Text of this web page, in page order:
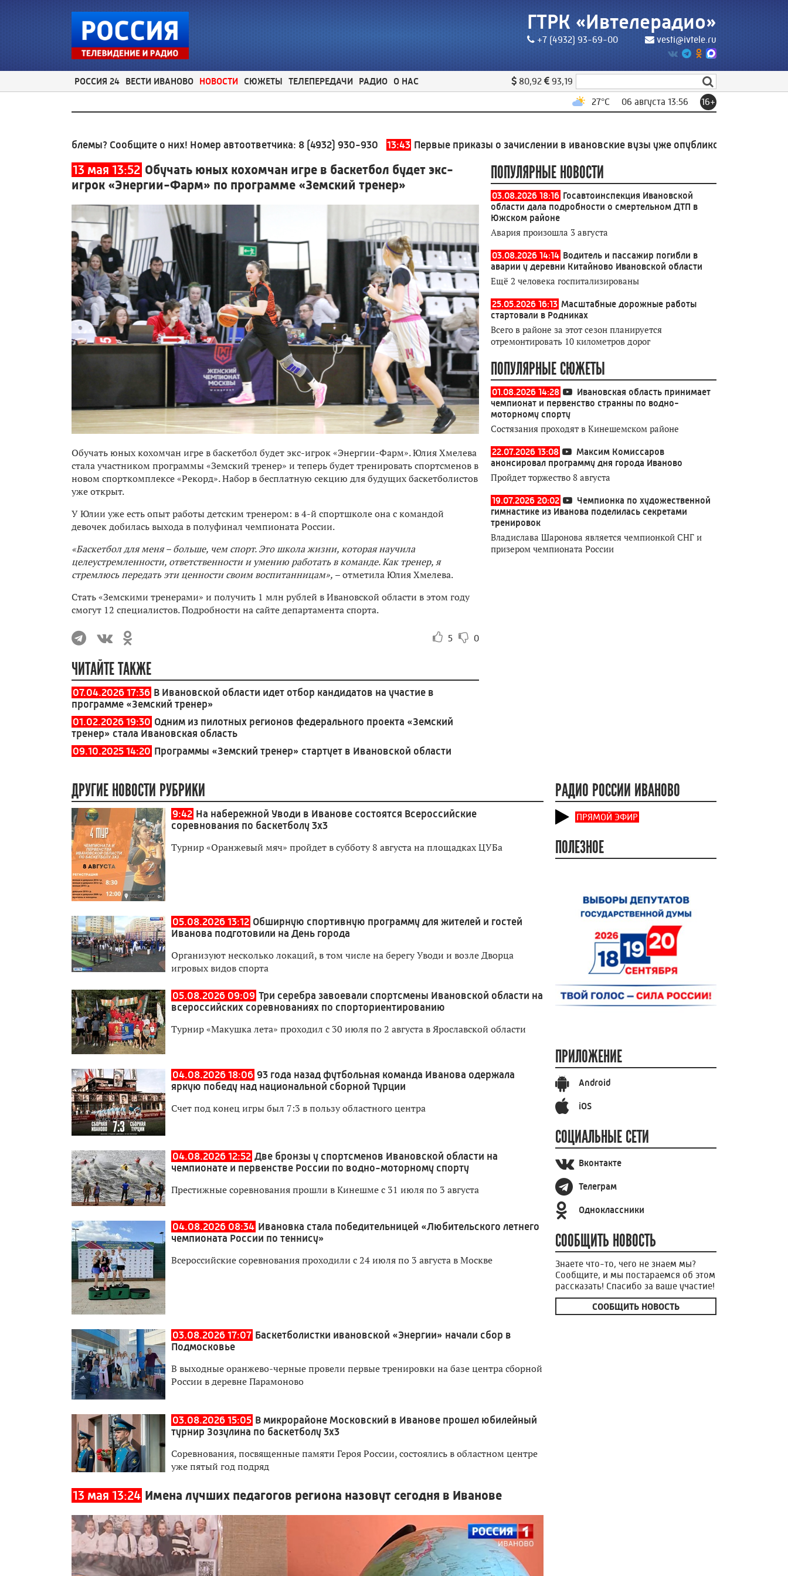
ГТРК «Ивтелерадио»
+7 (4932) 93-69-00 vesti@ivtele.ru
РОССИЯ 24 ВЕСТИ ИВАНОВО НОВОСТИ СЮЖЕТЫ ТЕЛЕПЕРЕДАЧИ РАДИО О НАС 80,92
93,19
27°C 06 августа 13:56 16+
проблемы? Сообщите о них! Номер автоответчика:8 (4932) 930-930 13:43 Первые приказы о зачислении в ивановские вузы уже опубликованы 13:13
13 мая 13:52 Обучать юных кохомчан игре в баскетбол будет экс-
игрок «Энергии-Фарм» по программе «Земский тренер»
Обучать юных кохомчан игре в баскетбол будет экс-игрок «Энергии-Фарм». Юлия Хмелева
стала участником программы «Земский тренер» и теперь будет тренировать спортсменов в
новом спорткомплексе «Рекорд». Набор в бесплатную секцию для будущих баскетболистов
уже открыт.
У Юлии уже есть опыт работы детским тренером: в 4-й спортшколе она с командой
девочек добилась выхода в полуфинал чемпионата России.
«Баскетбол для меня – больше, чем спорт. Это школа жизни, которая научила
целеустремленности, ответственности и умению работать в команде. Как тренер, я
стремлюсь передать эти ценности своим воспитанницам», – отметила Юлия Хмелева.
Стать «Земскими тренерами» и получить 1 млн рублей в Ивановской области в этом году
смогут 12 специалистов. Подробности на сайте департамента спорта.
5 0
ЧИТАЙТЕ ТАКЖЕ
07.04.2026 17:36 В Ивановской области идет отбор кандидатов на участие в
программе «Земский тренер»
01.02.2026 19:30 Одним из пилотных регионов федерального проекта «Земский
тренер» стала Ивановская область
09.10.2025 14:20 Программы «Земский тренер» стартует в Ивановской области
ПОПУЛЯРНЫЕ НОВОСТИ
03.08.2026 18:16 Госавтоинспекция Ивановской
области дала подробности о смертельном ДТП в
Южском районе
Авария произошла 3 августа
03.08.2026 14:14 Водитель и пассажир погибли в
аварии у деревни Китайново Ивановской области
Ещё 2 человека госпитализированы
25.05.2026 16:13 Масштабные дорожные работы
стартовали в Родниках
Всего в районе за этот сезон планируется
отремонтировать 10 километров дорог
ПОПУЛЯРНЫЕ СЮЖЕТЫ
01.08.2026 14:28
Ивановская область принимает
чемпионат и первенство странны по водно-
моторному спорту
Состязания проходят в Кинешемском районе
22.07.2026 13:08
Максим Комиссаров
анонсировал программу дня города Иваново
Пройдет торжество 8 августа
19.07.2026 20:02
Чемпионка по художественной
гимнастике из Иванова поделилась секретами
тренировок
Владислава Шаронова является чемпионкой СНГ и
призером чемпионата России
ДРУГИЕ НОВОСТИ РУБРИКИ
9:42 На набережной Уводи в Иванове состоятся Всероссийские
соревнования по баскетболу 3x3
Турнир «Оранжевый мяч» пройдет в субботу 8 августа на площадках ЦУБа
05.08.2026 13:12 Обширную спортивную программу для жителей и гостей
Иванова подготовили на День города
Организуют несколько локаций, в том числе на берегу Уводи и возле Дворца
игровых видов спорта
05.08.2026 09:09 Три серебра завоевали спортсмены Ивановской области на
всероссийских соревнованиях по спорториентированию
Турнир «Макушка лета» проходил с 30 июля по 2 августа в Ярославской области
04.08.2026 18:06 93 года назад футбольная команда Иванова одержала
яркую победу над национальной сборной Турции
Счет под конец игры был 7:3 в пользу областного центра
04.08.2026 12:52 Две бронзы у спортсменов Ивановской области на
чемпионате и первенстве России по водно-моторному спорту
Престижные соревнования прошли в Кинешме с 31 июля по 3 августа
04.08.2026 08:34 Ивановка стала победительницей «Любительского летнего
чемпионата России по теннису»
Всероссийские соревнования проходили с 24 июля по 3 августа в Москве
03.08.2026 17:07 Баскетболистки ивановской «Энергии» начали сбор в
Подмосковье
В выходные оранжево-черные провели первые тренировки на базе центра сборной
России в деревне Парамоново
03.08.2026 15:05 В микрорайоне Московский в Иванове прошел юбилейный
турнир Зозулина по баскетболу 3x3
Соревнования, посвященные памяти Героя России, состоялись в областном центре
уже пятый год подряд
13 мая 13:24 Имена лучших педагогов региона назовут сегодня в Иванове
РАДИО РОССИИ ИВАНОВО
ПРЯМОЙ ЭФИР
ПОЛЕЗНОЕ
ПРИЛОЖЕНИЕ
Android
iOS
СОЦИАЛЬНЫЕ СЕТИ
Вконтакте
Телеграм
Одноклассники
СООБЩИТЬ НОВОСТЬ
Знаете что-то, чего не знаем мы?
Сообщите, и мы постараемся об этом
рассказать! Спасибо за ваше участие!
СООБЩИТЬ НОВОСТЬ